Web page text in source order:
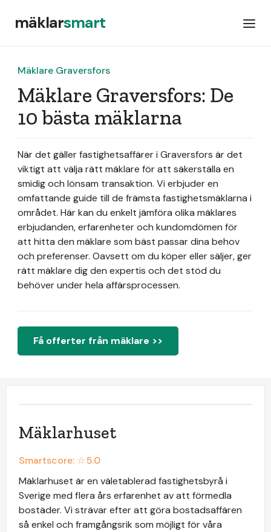
mäklarsmart
Mäklare Graversfors
Mäklare Graversfors: De
10 bästa mäklarna
När det gäller fastighetsaffärer i Graversfors är det
viktigt att välja rätt mäklare för att säkerställa en
smidig och lönsam transaktion. Vi erbjuder en
omfattande guide till de främsta fastighetsmäklarna i
området. Här kan du enkelt jämföra olika mäklares
erbjudanden, erfarenheter och kundomdömen för
att hitta den mäklare som bäst passar dina behov
och preferenser. Oavsett om du köper eller säljer, ger
rätt mäklare dig den expertis och det stöd du
behöver under hela affärsprocessen.
Få offerter från mäklare >>
Mäklarhuset
Smartscore: ☆5.0
Mäklarhuset är en väletablerad fastighetsbyrå i
Sverige med flera års erfarenhet av att förmedla
bostäder. Vi strävar efter att göra bostadsaffären
så enkel och framgångsrik som möjligt för våra